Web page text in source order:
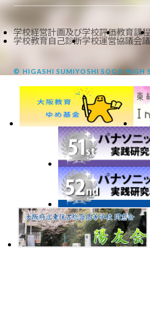
学校経営計画及び学校評価教育課
学校教育自己診断学校運営協議会
© HIGASHI SUMIYOSHI SOGO HIGH